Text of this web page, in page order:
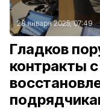
28 января 2025, 07:49
Гладков
контракты